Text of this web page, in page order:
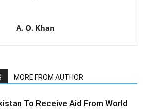
A. O. Khan
MORE FROM AUTHOR
To Receive Aid From World